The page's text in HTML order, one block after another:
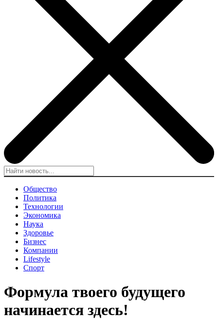
Общество
Политика
Технологии
Экономика
Наука
Здоровье
Бизнес
Компании
Lifestyle
Спорт
Формула твоего будущего
начинается здесь!